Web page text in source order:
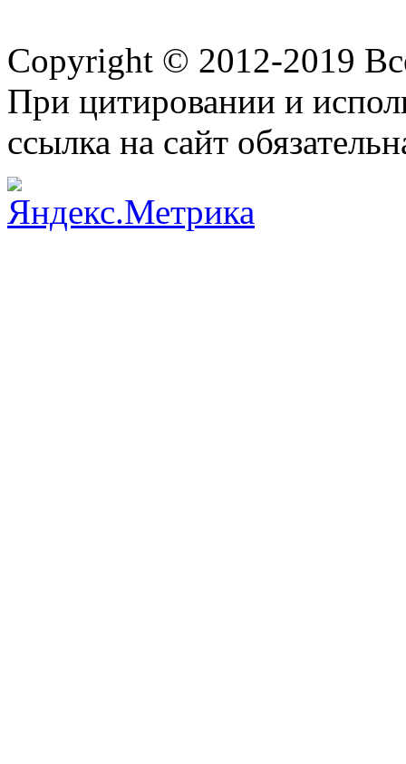
Copyright © 2012-2019
При цитировании и
ссылка на сайт